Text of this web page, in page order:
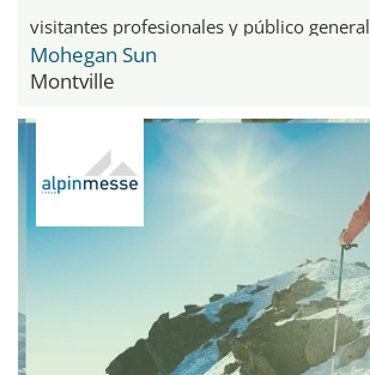
visitantes profesionales y público general
Mohegan Sun
Montville